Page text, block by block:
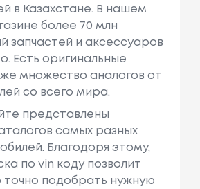
в Казахстане. В нашем
более 70 млн
запчастей и аксессуаров
Есть оригинальные
множество аналогов от
со всего мира.
представлены
самых разных
Благодоря этому,
по vin коду позволит
точно подобрать нужную